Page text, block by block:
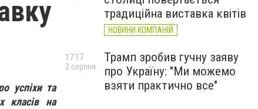
успіхи та
класів на
традиційна виставка квітів
НОВИНИ КОМПАНІЙ
Трамп зробив гучну заяву
про Україну: "Ми можемо
взяти практично все"
17:17
2 серпня